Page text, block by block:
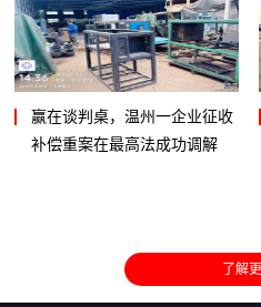
赢在谈判桌，温州一企业征收
补偿重案在最高法成功调解
了解